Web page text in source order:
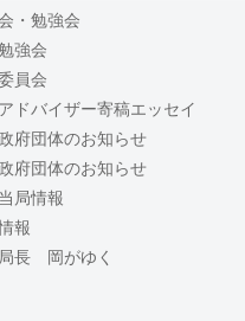
・勉強会
強会
員会
ドバイザー寄稿エッセイ
府団体のお知らせ
府団体のお知らせ
局情報
報
長 岡がゆく